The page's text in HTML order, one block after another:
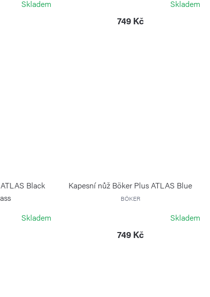
Skladem Skladem
749 Kč
Black
Skladem
Kapesní nůž Böker Plus ATLAS Blue
BÖKER
Skladem
749 Kč